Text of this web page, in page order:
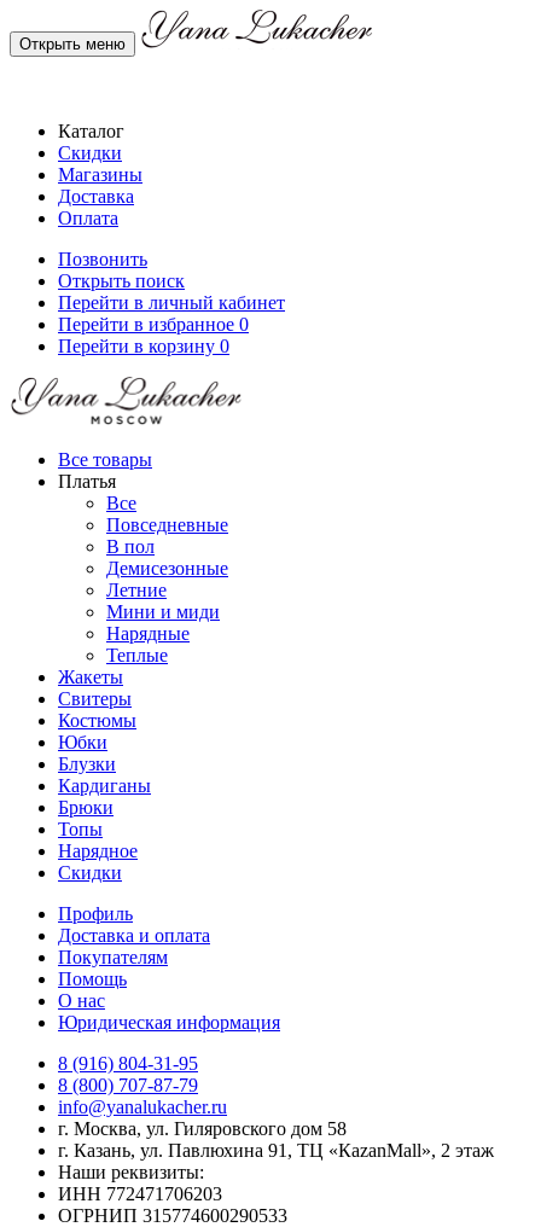
Открыть меню
Каталог
Скидки
Магазины
Доставка
Оплата
Позвонить
Открыть поиск
Перейти в личный кабинет
Перейти в избранное 0
Перейти в корзину 0
Все товары
Платья
Все
Повседневные
В пол
Демисезонные
Летние
Мини и миди
Нарядные
Теплые
Жакеты
Свитеры
Костюмы
Юбки
Блузки
Кардиганы
Брюки
Топы
Нарядное
Скидки
Профиль
Доставка и оплата
Покупателям
Помощь
О нас
Юридическая информация
8 (916) 804-31-95
8 (800) 707-87-79
info@yanalukacher.ru
г. Москва, ул. Гиляровского дом 58
г. Казань, ул. Павлюхина 91, ТЦ «КazanMall», 2 этаж
Наши реквизиты:
ИНН 772471706203
ОГРНИП 315774600290533